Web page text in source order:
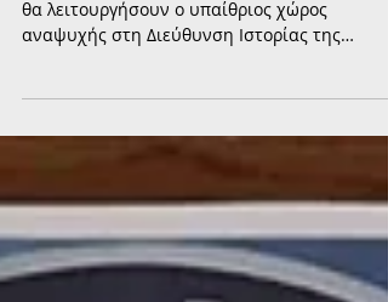
Από τις 8 έως και τις 23 Αυγούστου 2026 δεν
θα λειτουργήσουν ο υπαίθριος χώρος
Πολεμικής Αεροπορίας και η Λέσχη